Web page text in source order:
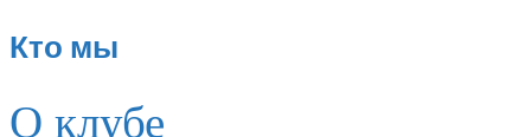
Кто мы
О клубе